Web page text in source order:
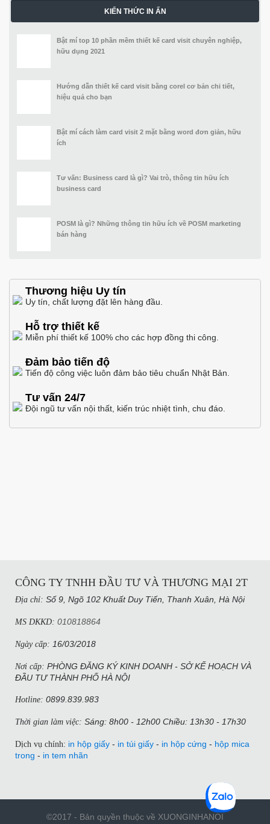
KIẾN THỨC IN ẤN
Bật mí top 10 phần mềm thiết kế card visit chuyên nghiệp,
hữu dụng 2021
Hướng dẫn thiết kế card visit bằng corel cơ bản chi tiết,
hiệu quả cho bạn
Bật mí cách làm card visit 2 mặt bằng word đơn giản, hữu
ích
Tư vấn: Business card là gì? Vai trò, thông tin hữu ích
business card
POSM là gì? Những thông tin hữu ích về POSM marketing
bán hàng
Thương hiệu Uy tín
Uy tín, chất lượng đặt lên hàng đầu.
Hỗ trợ thiết kế
Miễn phí thiết kế 100% cho các hợp đồng thi công.
Đảm bảo tiến độ
Tiến độ công việc luôn đảm bảo tiêu chuẩn Nhật Bản.
Tư vấn 24/7
Đội ngũ tư vấn nội thất, kiến trúc nhiệt tình, chu đáo.
CÔNG TY TNHH ĐẦU TƯ VÀ THƯƠNG MẠI 2T
Địa chỉ: Số 9, Ngõ 102 Khuất Duy Tiến, Thanh Xuân, Hà Nội​
MS DKKD: 010818864
Ngày cấp: 16/03/2018
Nơi cấp: PHÒNG ĐĂNG KÝ KINH DOANH - SỞ KẾ HOẠCH VÀ
ĐẦU TƯ THÀNH PHỐ HÀ NỘI
Hotline: 0899.839.983
Thời gian làm việc: Sáng: 8h00 - 12h00 Chiều: 13h30 - 17h30
Dịch vụ chính: in hộp giấy - in túi giấy - in hộp cứng - hộp mica
trong - in tem nhãn
©2017 - Bản quyền thuộc về XUONGINHANOI